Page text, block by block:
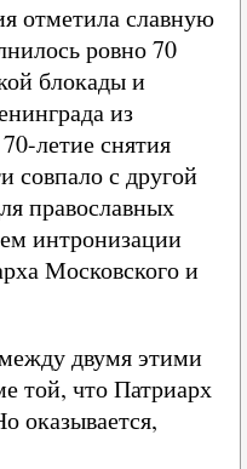
отметила славную
ровно 70
блокады и
из
летие снятия
совпало с другой
православных
интронизации
Московского и
двумя этими
той, что Патриарх
оказывается,